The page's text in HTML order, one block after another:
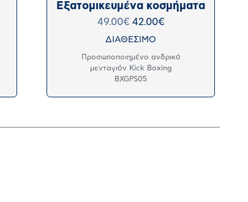
Εξατομικευμένα κοσμήματα
49.00€ 42.00€
ΔΙΑΘΕΣΙΜΟ
Προσωποποιημένο ανδρικό
μενταγιόν Kick Boxing
BXGPS05